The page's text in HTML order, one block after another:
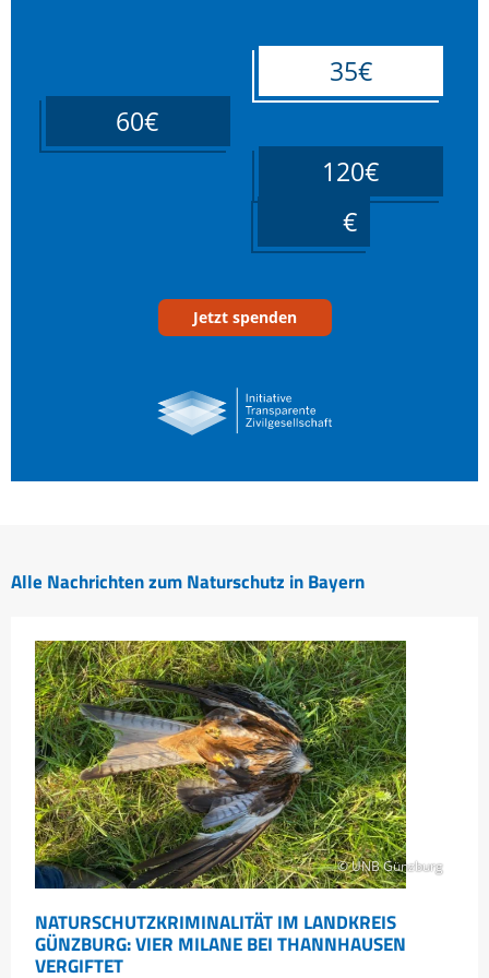
35€
60€
120€
Jetzt spenden
Alle Nachrichten zum Naturschutz in Bayern
© UNB Günzburg
NATURSCHUTZKRIMINALITÄT IM LANDKREIS
GÜNZBURG: VIER MILANE BEI THANNHAUSEN
VERGIFTET